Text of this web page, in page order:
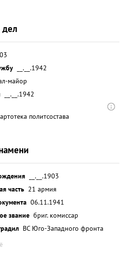
дел
__.__.1942
майор
__.__.1942
политсостава
__.__.1903
часть 21 армия
06.11.1941
звание бриг. комиссар
ВС Юго-Западного фронта